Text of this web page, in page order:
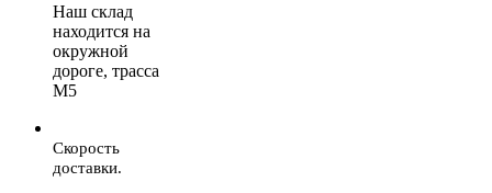
Наш склад
находится на
окружной
дороге, трасса
М5
Скорость
доставки.